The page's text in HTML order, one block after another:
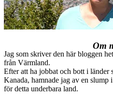
Om
Jag som skriver den här bloggen
från Värmland.
Efter att ha jobbat och bott i
Kanada, hamnade jag av en
för detta underbara land.